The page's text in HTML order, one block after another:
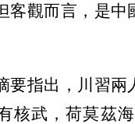
客觀而言，是
要指出，川習
核武，荷莫茲